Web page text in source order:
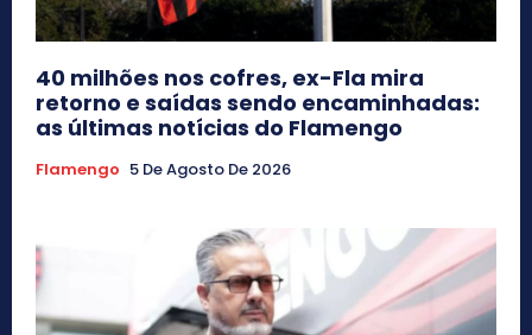
40 milhões nos cofres, ex-Fla mira
retorno e saídas sendo encaminhadas:
as últimas notícias do Flamengo
Flamengo 5 De Agosto De 2026